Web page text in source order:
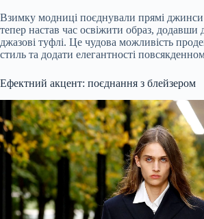
Взимку модниці поєднували прямі
тепер настав час освіжити образ, додавши
джазові туфлі. Це чудова можливість
стиль та додати елегантності
Ефектний акцент: поєднання з блейзером